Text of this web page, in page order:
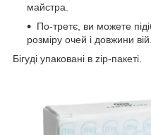
майстра.
По-третє, ви можете
розміру очей і довжини вій.
Бігуді упаковані в zip-пакеті.